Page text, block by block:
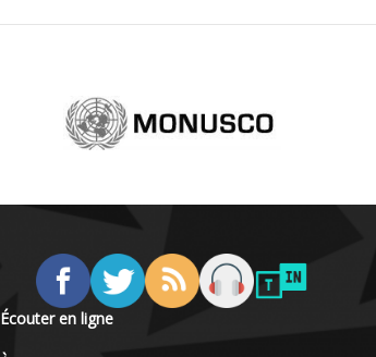
Écouter en ligne